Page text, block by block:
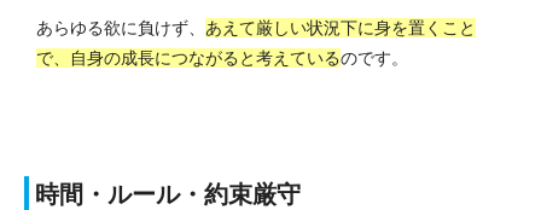
あらゆる欲に負けず、 あえて厳しい状況下に身を置くこと
で、自身の成長につながると考えているのです。
時間・ルール・約束厳守